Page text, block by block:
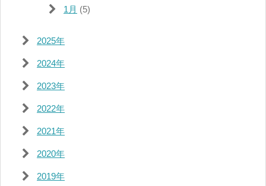
1月 (5)
2025年
2024年
2023年
2022年
2021年
2020年
2019年